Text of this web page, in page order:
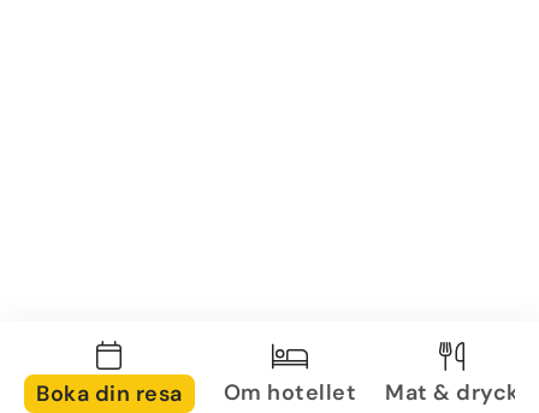
Boka din resa Om hotellet Mat & dryck